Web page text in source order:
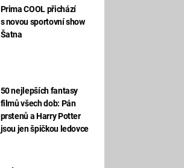
Prima COOL přichází
s novou sportovní show
Šatna
50 nejlepších fantasy
filmů všech dob: Pán
prstenů a Harry Potter
jsou jen špičkou ledovce